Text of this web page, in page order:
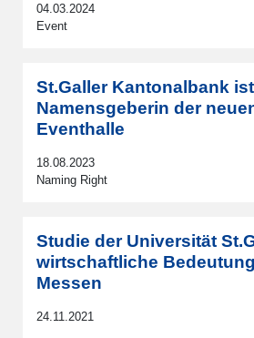
04.03.2024
Event
St.Galler Kantonalbank ist
Namensgeberin der
Eventhalle
18.08.2023
Naming Right
Studie der Universität
wirtschaftliche
Messen
24.11.2021